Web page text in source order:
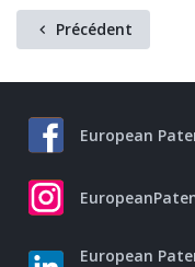
Précédent
European
European